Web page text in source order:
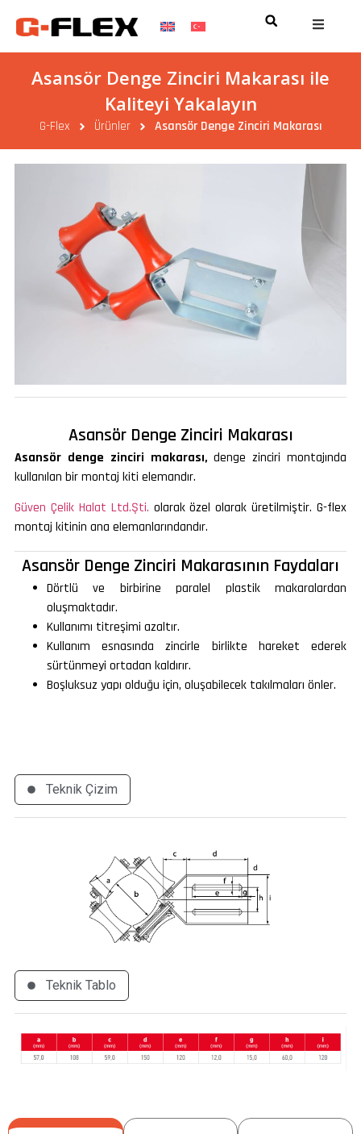
Asansör Denge Zinciri Makarası ile
Kaliteyi Yakalayın
G-Flex Ürünler Asansör Denge Zinciri Makarası
Asansör Denge Zinciri Makarası
Asansör denge zinciri makarası,denge zinciri montajında
kullanılan bir montaj kiti elemandır.
Güven Çelik Halat Ltd.Şti. olarak özel olarak üretilmiştir. G-flex
montaj kitinin ana elemanlarındandır.
Asansör Denge Zinciri Makarasının Faydaları
Dörtlü ve birbirine paralel plastik makaralardan
oluşmaktadır.
Kullanımı titreşimi azaltır.
Kullanım esnasında zincirle birlikte hareket ederek
sürtünmeyi ortadan kaldırır.
Boşluksuz yapı olduğu için, oluşabilecek takılmaları önler.
Teknik Çizim
Teknik Tablo